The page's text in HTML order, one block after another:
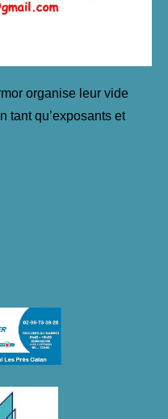
organise leur vide
tant qu’exposants et